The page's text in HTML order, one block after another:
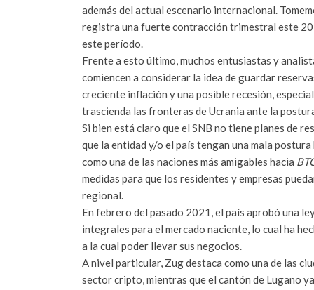
además del actual escenario internacional.
registra una fuerte contracción trimestral este
este período.
Frente a esto último, muchos entusiastas y
comiencen a considerar la idea de guardar
creciente inflación y una posible recesión,
trascienda las fronteras de Ucrania ante la
Si bien está claro que el SNB no tiene planes de
que la entidad y/o el país tengan una mala
como una de las naciones más amigables hacia
medidas para que los residentes y empresas
regional.
En febrero del pasado 2021, el país aprobó una
integrales para el mercado naciente, lo cual ha
a la cual poder llevar sus negocios.
A nivel particular, Zug destaca como una de las
sector cripto, mientras que el cantón de Lugano